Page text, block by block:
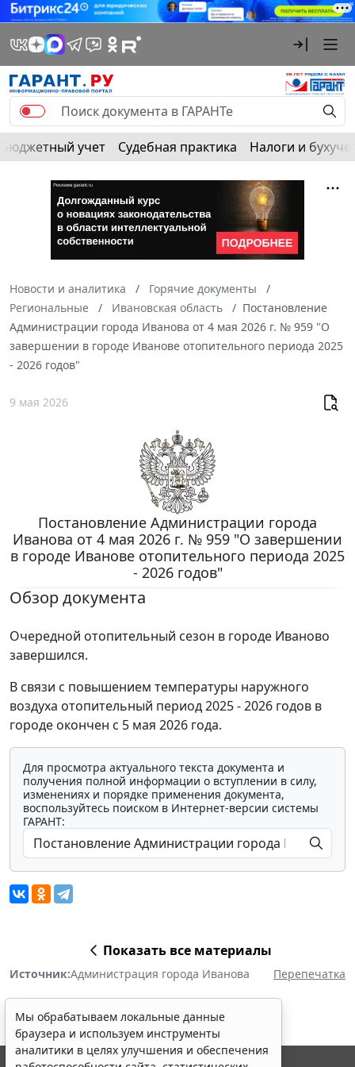
Бюджетный учет Судебная практика Налоги и
Новости и аналитика
Горячие документы
Региональные
Ивановская область
Постановление
Администрации города Иванова от 4 мая 2026 г. № 959 "О
завершении в городе Иванове отопительного периода 2025
- 2026 годов"
9 мая 2026
Постановление Администрации города
Иванова от 4 мая 2026 г. № 959 "О завершении
в городе Иванове отопительного периода 2025
- 2026 годов"
Обзор документа
Очередной отопительный сезон в городе Иваново
завершился.
В связи с повышением температуры наружного
воздуха отопительный период 2025 - 2026 годов в
городе окончен с 5 мая 2026 года.
Для просмотра актуального текста документа и
получения полной информации о вступлении в силу,
изменениях и порядке применения документа,
воспользуйтесь поиском в Интернет-версии системы
ГАРАНТ:
Показать все материалы
Источник:Администрация города Иванова Перепечатка
Мы обрабатываем локальные данные
браузера и используем инструменты
аналитики в целях улучшения и обеспечения